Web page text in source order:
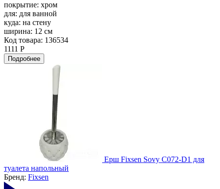
покрытие: хром
для: для ванной
куда: на стену
ширина: 12 см
Код товара: 136534
1111 Р
Подробнее
Ерш Fixsen Sovy C072-D1 для
туалета напольный
Бренд: Fixsen